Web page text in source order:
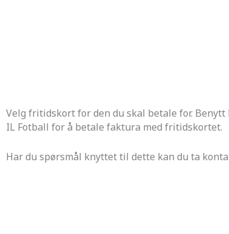
Velg fritidskort for den du skal betale for.
IL Fotball for å betale faktura med fritidskortet.
Har du spørsmål knyttet til dette kan du ta